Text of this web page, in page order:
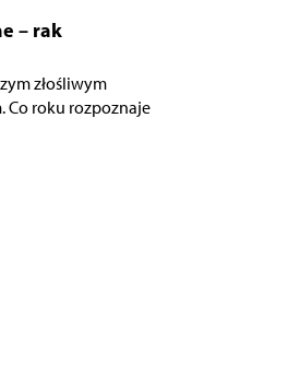
– rak
złośliwym
roku rozpoznaje